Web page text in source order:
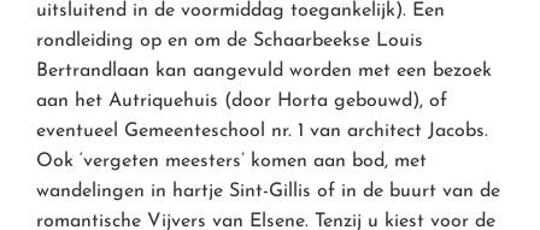
uitsluitend in de voormiddag toegankelijk). Een
rondleiding op en om de Schaarbeekse Louis
Bertrandlaan kan aangevuld worden met een bezoek
aan het Autriquehuis (door Horta gebouwd), of
eventueel Gemeenteschool nr. 1 van architect Jacobs.
Ook ‘vergeten meesters’ komen aan bod, met
wandelingen in hartje Sint-Gillis of in de buurt van de
romantische Vijvers van Elsene. Tenzij u kiest voor de